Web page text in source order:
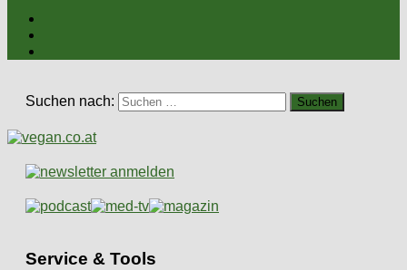
Suchen nach:
Service & Tools